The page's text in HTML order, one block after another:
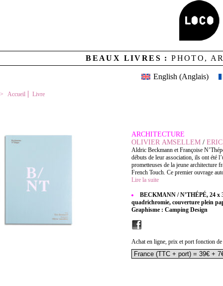
BEAUX LIVRES :PHOTO,
English (Anglais)
Accueil Livre
ARCHITECTURE
OLIVIER AMSELLEM /
Aldric Beckmann et Françoise
débuts de leur association, ils ont été
prometteuses de la jeune architecture
French Touch. Ce premier ouvrage
Lire la suite
BECKMANN / N’THÉPÉ, 24 x
quadrichromie, couverture plein
Graphisme : Camping Design
Achat en ligne, prix et port fonction de